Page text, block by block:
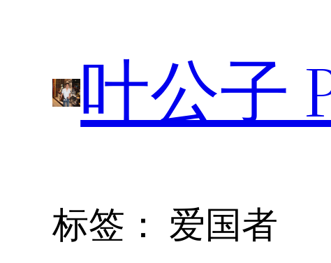
叶公子
标签： 爱国者